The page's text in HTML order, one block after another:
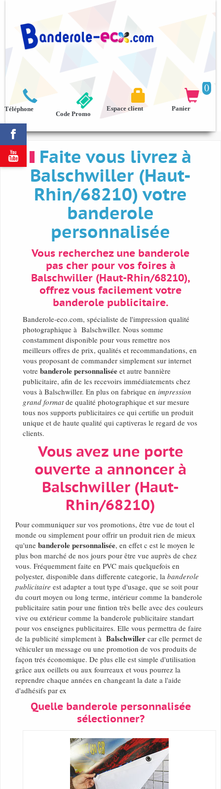



Téléphone
0

Panier

Espace client
Code Promo
Faite vous livrez à
Balschwiller (Haut-
Rhin/68210) votre
banderole
personnalisée
Vous recherchez une banderole
pas cher pour vos foires à
Balschwiller (Haut-Rhin/68210),
offrez vous facilement votre
banderole publicitaire.
Banderole-eco.com, spécialiste de l'impression qualité
photographique à Balschwiller. Nous somme
constamment disponible pour vous remettre nos
meilleurs offres de prix, qualités et recommandations, en
vous proposant de commander simplement sur internet
votre banderole personnalisée et autre bannière
publicitaire, afin de les recevoirs immédiatements chez
vous à Balschwiller. En plus on fabrique en impression
grand formatde qualité photographique et sur mesure
tous nos supports publicitaires ce qui certifie un produit
unique et de haute qualité qui captiveras le regard de vos
clients.
Vous avez une porte
ouverte a annoncer à
Balschwiller (Haut-
Rhin/68210)
Pour communiquer sur vos promotions, être vue de tout el
monde ou simplement pour offrir un produit rien de mieux
qu'une banderole personnalisée, en effet c est le moyen le
plus bon marché de nos jours pour être vue auprès de chez
vous. Fréquemment faite en PVC mais quelquefois en
polyester, disponible dans differente categorie, la banderole
publicitaire est adapter a tout type d'usage, que se soit pour
du court moyen ou long terme, intérieur comme la banderole
publicitaire satin pour une fintion très belle avec des couleurs
vive ou extérieur comme la banderole publicitaire standart
pour vos enseignes publicitaires. Elle vous permettra de faire
de la publicité simplement à Balschwiller car elle permet de
véhiculer un message ou une promotion de vos produits de
façon trés économique. De plus elle est simple d'utilisation
grâce aux oeillets ou aux fourreaux et vous pourrez la
reprendre chaque années en changeant la date a l'aide
d'adhésifs par ex
Quelle banderole personnalisée
sélectionner?